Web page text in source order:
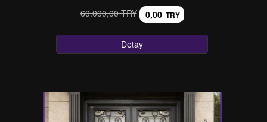
60.000,00 TRY 0,00 TRY
Detay